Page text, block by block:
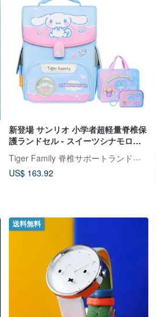
新登場 サンリオ 小学者超軽量脊椎保
護ランドセル - スイーツシナモロー
ル | 低学年向け（選べる 2 つのプレ
ゼント付き）
Tiger Family 脊椎サポートランドセル・文房具
US$ 163.92
送料無料